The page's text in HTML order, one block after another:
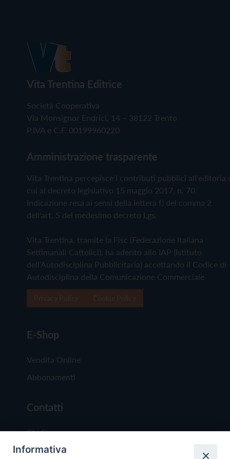
Vita Trentina Editrice
Società Cooperativa
Via Monsignor Endrici, 14 – 38122 Trento
P.IVA e C.F. 00199960220
Amministrazione trasparente
Vita Trentina percepisce i contributi pubblici all'editoria
cui al decreto legislativo 15 maggio 2017, n. 70.
Indicazione resa ai sensi della lettera f) del comma 2
dell'art. 5 del medesimo decreto Lgs.
Vita Trentina, tramite la Fisc (Federazione Italiana
Settimanali Cattolici), ha aderito allo IAP (Istituto
dell'Autodisciplina Pubblicitaria) accettando il Codice di
Autodisciplina della Comunicazione Commerciale
E-Shop
Vendita Online
Abbonamenti
Contatti
Chi Siamo
Redazione
Informativa